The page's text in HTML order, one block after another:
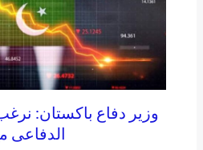
وزير دفاع باكستان:
الدفاعى